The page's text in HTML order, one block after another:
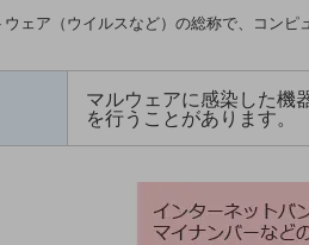
ェア（ウイルスなど）の総称で、コン
マルウェアに感染した機
を行うことがあります。